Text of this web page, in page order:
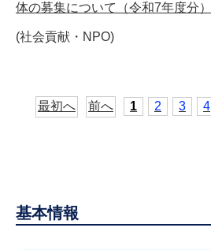
体の募集について（令和7年度分）
(社会貢献・NPO)
最初へ
前へ 1 2 3 4
基本情報